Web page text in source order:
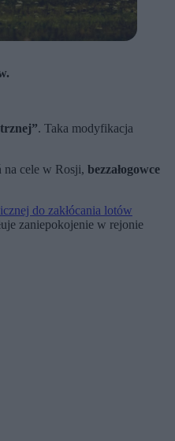
. Taka modyfikacja
na cele w Rosji, bezzałogowce
do zakłócania lotów
zaniepokojenie w rejonie